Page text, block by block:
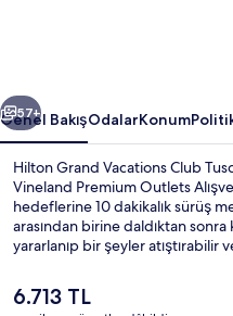
fotoğraf
galerisi
Sonraki
57+
Genel BakışOdalarKonum
Hilton Grand Vacations Club
Vineland Premium Outlets
hedeflerine 10 dakikalık sürüş
arasından birine daldıktan
yararlanıp bir şeyler
sunulmaktadır. Ayrıca oda
kolaylıklar mevcuttur. Misafirler
Şu
anki
6.713 TL